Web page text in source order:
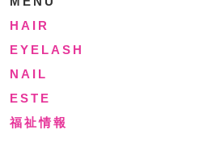
HAIR
EYELASH
NAIL
ESTE
福祉情報